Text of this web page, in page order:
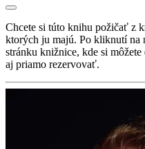
Chcete si túto knihu požičať z
ktorých ju majú. Po kliknutí na
stránku knižnice, kde si
aj priamo rezervovať.